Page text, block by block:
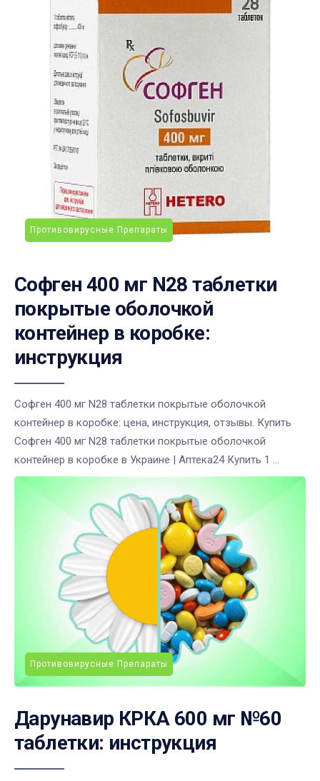
Противовирусные Препараты
Софген 400 мг N28 таблетки
покрытые оболочкой
контейнер в коробке:
инструкция
Софген 400 мг N28 таблетки покрытые оболочкой
контейнер в коробке: цена, инструкция, отзывы. Купить
Софген 400 мг N28 таблетки покрытые оболочкой
контейнер в коробке в Украине | Аптека24 Купить 1 ...
Противовирусные Препараты
Дарунавир КРКА 600 мг №60
таблетки: инструкция